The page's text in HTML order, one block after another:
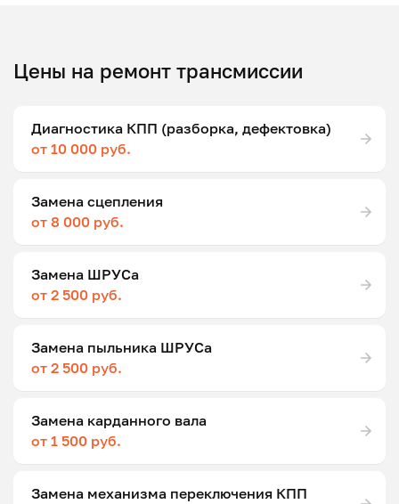
Цены на ремонт трансмиссии
Диагностика КПП (разборка, дефектовка)
от 10 000 руб.
Замена сцепления
от 8 000 руб.
Замена ШРУСа
от 2 500 руб.
Замена пыльника ШРУСа
от 2 500 руб.
Замена карданного вала
от 1 500 руб.
Замена механизма переключения КПП